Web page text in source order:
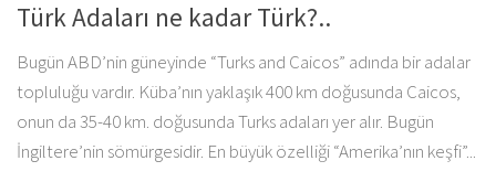
Türk Adaları ne kadar Türk?..
Bugün ABD’nin güneyinde “Turks and Caicos” adında bir adalar
topluluğu vardır. Küba’nın yaklaşık 400 km doğusunda Caicos,
onun da 35-40 km. doğusunda Turks adaları yer alır. Bugün
İngiltere’nin sömürgesidir. En büyük özelliği “Amerika’nın keşfi”...